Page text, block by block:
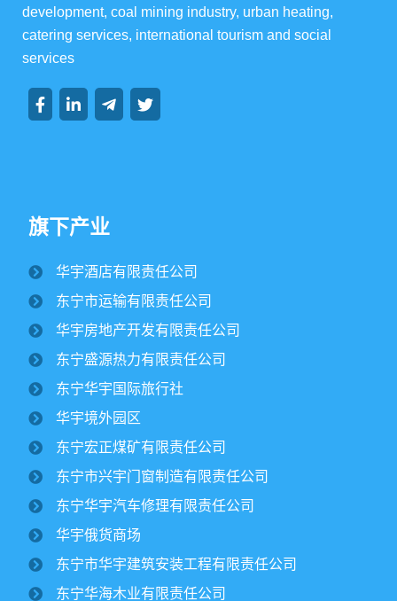
集团资讯
纪文楠董事长赴境外园区视察大豆收割工作
丰收季。10月15日，华宇集团董事长纪文楠赴境外园区视察农
作物收割工作。集团党委书记姜扬、副总经理才东...
￼
2025/07/12
2799
development, coal mining industry, urban heating,
catering services, international tourism and social
services
旗下产业
华宇酒店有限责任公司
东宁市运输有限责任公司
华宇房地产开发有限责任公司
东宁盛源热力有限责任公司
东宁华宇国际旅行社
华宇境外园区
东宁宏正煤矿有限责任公司
东宁市兴宇门窗制造有限责任公司
东宁华宇汽车修理有限责任公司
华宇俄货商场
东宁市华宇建筑安装工程有限责任公司
东宁华海木业有限责任公司